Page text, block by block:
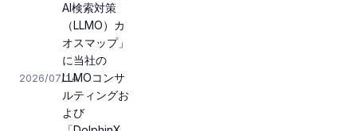
2026/07/14
AI検索対策
（LLMO）カ
オスマップ」
に当社の
LLMOコンサ
ルティングお
よび